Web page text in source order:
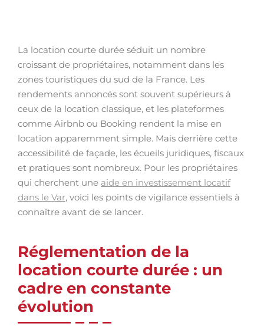
La location courte durée séduit un nombre
croissant de propriétaires, notamment dans les
zones touristiques du sud de la France. Les
rendements annoncés sont souvent supérieurs à
ceux de la location classique, et les plateformes
comme Airbnb ou Booking rendent la mise en
location apparemment simple. Mais derrière cette
accessibilité de façade, les écueils juridiques, fiscaux
et pratiques sont nombreux. Pour les propriétaires
qui cherchent une aide en investissement locatif
dans le Var, voici les points de vigilance essentiels à
connaître avant de se lancer.
Réglementation de la
location courte durée : un
cadre en constante
évolution